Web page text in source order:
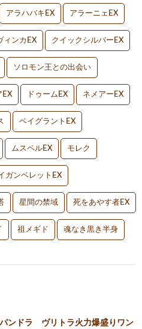
アラハバキEX アラーニェEX
ィンカEX クイックシルバーEX
ソロモン王との出会い
EX ドゥームEX ネメアーEX
ベイグラントEX
ムスペルEX モレク
ガンベレットEX
星間の禁域 死をあやす者EX
祖メギド 魂なき黒き半身
ンドラ ヴリトラ火力爆盛りワン